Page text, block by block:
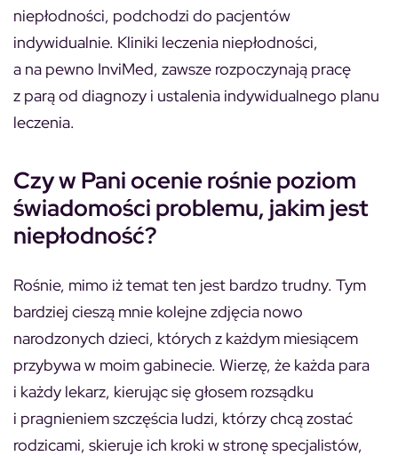
niepłodności, podchodzi do pacjentów
indywidualnie. Kliniki leczenia niepłodności,
a na pewno InviMed, zawsze rozpoczynają pracę
z parą od diagnozy i ustalenia indywidualnego planu
leczenia.
Czy w Pani ocenie rośnie poziom
świadomości problemu, jakim jest
niepłodność?
Rośnie, mimo iż temat ten jest bardzo trudny. Tym
bardziej cieszą mnie kolejne zdjęcia nowo
narodzonych dzieci, których z każdym miesiącem
przybywa w moim gabinecie. Wierzę, że każda para
i każdy lekarz, kierując się głosem rozsądku
i pragnieniem szczęścia ludzi, którzy chcą zostać
rodzicami, skieruje ich kroki w stronę specjalistów,